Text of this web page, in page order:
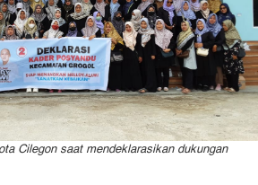
Cilegon saat mendeklarasikan dukungan